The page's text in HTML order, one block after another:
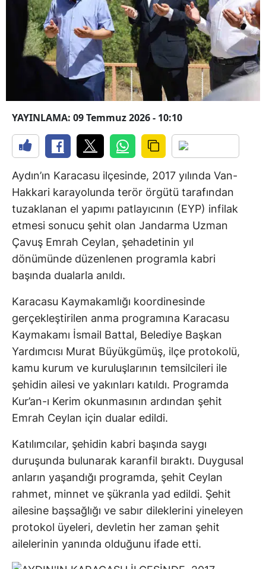
YAYINLAMA: 09 Temmuz 2026 - 10:10
Aydın’ın Karacasu ilçesinde, 2017 yılında Van-
Hakkari karayolunda terör örgütü tarafından
tuzaklanan el yapımı patlayıcının (EYP) infilak
etmesi sonucu şehit olan Jandarma Uzman
Çavuş Emrah Ceylan, şehadetinin yıl
dönümünde düzenlenen programla kabri
başında dualarla anıldı.
Karacasu Kaymakamlığı koordinesinde
gerçekleştirilen anma programına Karacasu
Kaymakamı İsmail Battal, Belediye Başkan
Yardımcısı Murat Büyükgümüş, ilçe protokolü,
kamu kurum ve kuruluşlarının temsilcileri ile
şehidin ailesi ve yakınları katıldı. Programda
Kur’an-ı Kerim okunmasının ardından şehit
Emrah Ceylan için dualar edildi.
Katılımcılar, şehidin kabri başında saygı
duruşunda bulunarak karanfil bıraktı. Duygusal
anların yaşandığı programda, şehit Ceylan
rahmet, minnet ve şükranla yad edildi. Şehit
ailesine başsağlığı ve sabır dileklerini yineleyen
protokol üyeleri, devletin her zaman şehit
ailelerinin yanında olduğunu ifade etti.